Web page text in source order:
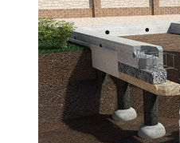
Свайный
Подробнее
184 000 руб
все сразу вперед→